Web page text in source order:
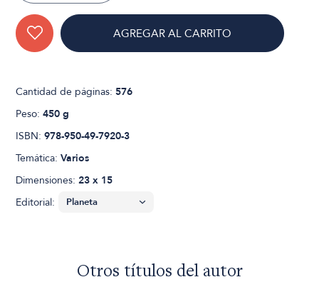
AGREGAR AL CARRITO
Cantidad de páginas:576
Peso:450 g
ISBN:978-950-49-7920-3
Temática:Varios
Dimensiones:23 x 15
Editorial:
Otros títulos del autor